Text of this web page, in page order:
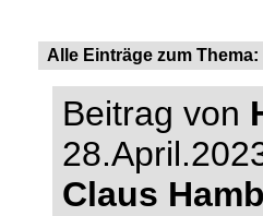
Alle Einträge zum Thema:
Beitrag von
Claus